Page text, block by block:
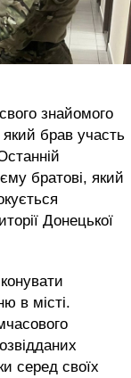
знайомого
брав участь
братові, який
Донецької
в місті.
серед своїх